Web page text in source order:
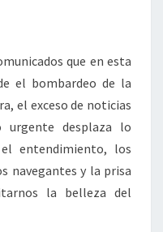
que en esta
el bombardeo de la
el exceso de noticias
desplaza lo
entendimiento, los
navegantes y la prisa
la belleza del